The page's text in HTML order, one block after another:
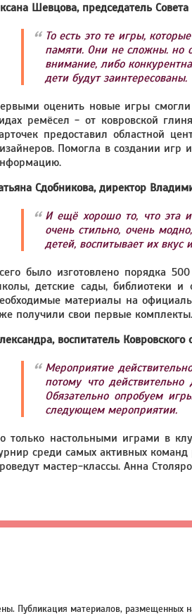
Шевцова, председатель
То есть это те игры,
памяти. Они не сложны. но
внимание, либо
дети будут заинтересованы.
оценить новые игры
ремёсел - от ковровской
предоставил областной
Помогла в создании игр
Сдобникова, директор
И ещё хорошо то, что эта
очень стильно, очень
детей, воспитывает их
было изготовлено порядка
детские сады, библиотеки и
материалы на
получили свои первые
воспитатель
Мероприятие
потому что
Обязательно опробуем
следующем мероприятии.
только настольными играми в
среди самых активных
мастер-классы. Анна
Публикация материалов,